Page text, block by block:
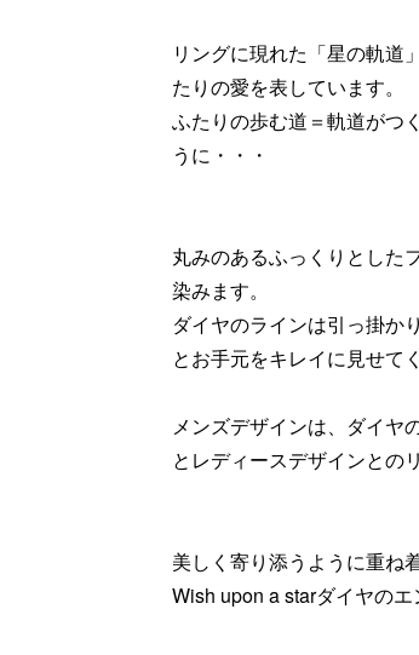
リングに現れた「星の軌道
たりの愛を表しています。
ふたりの歩む道＝軌道がつ
うに・・・
丸みのあるふっくりとした
染みます。
ダイヤのラインは引っ掛か
とお手元をキレイに見せて
メンズデザインは、ダイヤ
とレディースデザインとの
美しく寄り添うように重ね
Wish upon a starダイヤの